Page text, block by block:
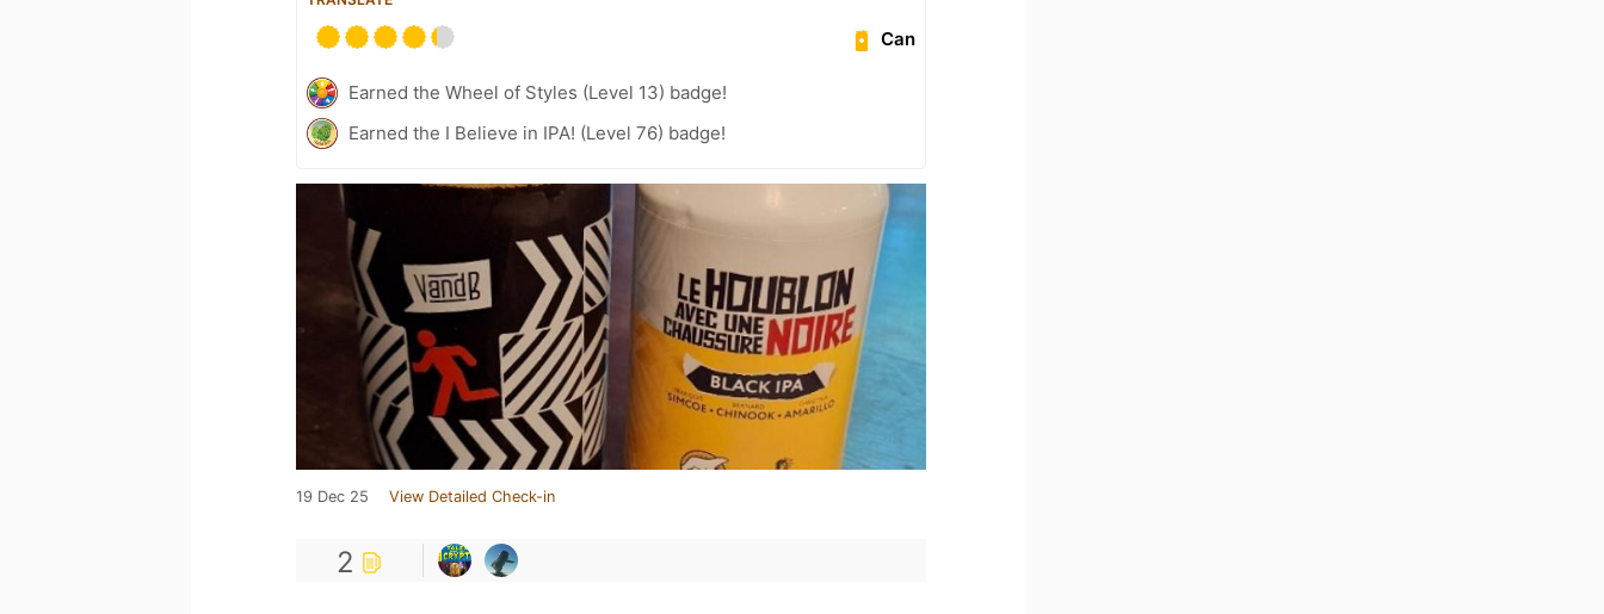
Can
Earned the Wheel of Styles (Level 13) badge!
Earned the I Believe in IPA! (Level 76) badge!
19 Dec 25 View Detailed Check-in
2